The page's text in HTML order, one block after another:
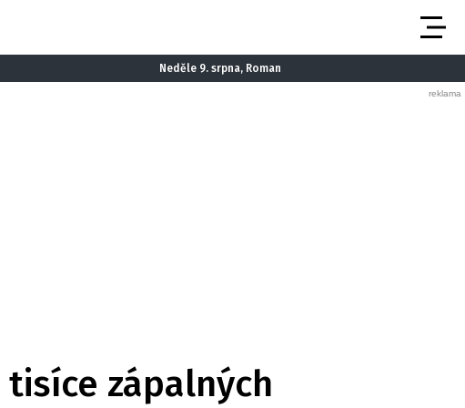
Neděle 9. srpna, Roman
zápalných